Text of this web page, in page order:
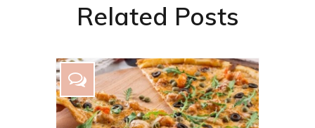
Related Posts